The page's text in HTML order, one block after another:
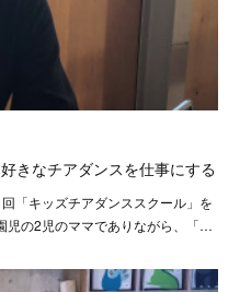
きなチアダンスを仕事にする
「キッズチアダンススクール」を
児の2児のママでありながら、「…